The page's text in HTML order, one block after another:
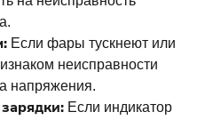
Если фары тускнеют или
неисправности
напряжения.
Если индикатор